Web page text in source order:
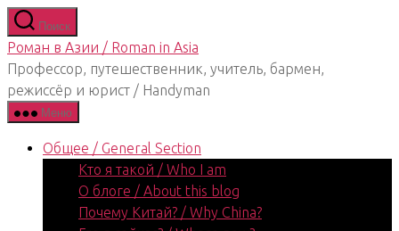
Перейти
к
содержимому
Поиск
Роман в Азии / Roman in Asia
Профессор, путешественник, учитель, бармен,
режиссёр и юрист / Handyman
Меню
Общее / General Section
Кто я такой / Who I am
О блоге / About this blog
Почему Китай? / Why China?